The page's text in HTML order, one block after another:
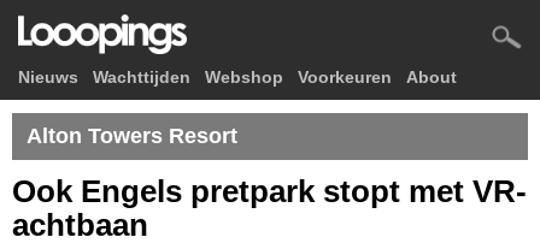
Nieuws Wachttijden Webshop Voorkeuren About
Alton Towers Resort
Ook Engels pretpark stopt met VR-
achtbaan